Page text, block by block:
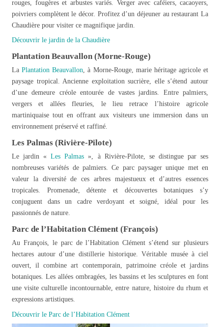
rouges, fougères et arbustes variés. Verger avec caféiers, cacaoyers,
poivriers complètent le décor. Profitez d’un déjeuner au restaurant La
Chaudière pour visiter ce magnifique jardin.
Découvrir le jardin de la Chaudière
Plantation Beauvallon (Morne-Rouge)
LaPlantation Beauvallon, à Morne-Rouge, marie héritage agricole et
paysage tropical. Ancienne exploitation sucrière, elle s’étend autour
d’une demeure créole entourée de vastes jardins. Entre palmiers,
vergers et allées fleuries, le lieu retrace l’histoire agricole
martiniquaise tout en offrant aux visiteurs une immersion dans un
environnement préservé et raffiné.
Les Palmas (Rivière-Pilote)
Le jardin «Les Palmas », à Rivière-Pilote, se distingue par ses
nombreuses variétés de palmiers. Ce parc paysager unique met en
valeur la diversité de ces arbres majestueux et d’autres essences
tropicales. Promenade, détente et découvertes botaniques s’y
conjuguent dans un cadre verdoyant et soigné, idéal pour les
passionnés de nature.
Parc de l’Habitation Clément (François)
Au François, le parc de l’Habitation Clément s’étend sur plusieurs
hectares autour d’une distillerie historique. Véritable musée à ciel
ouvert, il combine art contemporain, patrimoine créole et jardins
botaniques. Les allées ombragées, les bassins et les sculptures en font
une visite culturelle incontournable, entre nature, histoire du rhum et
expressions artistiques.
Découvrir le Parc de l’Habitation Clément